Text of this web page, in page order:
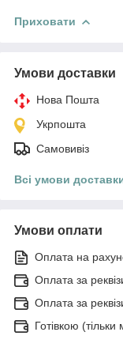
Приховати
Умови доставки
Нова Пошта
Укрпошта
Самовивіз
Всі умови
Умови оплати
Оплата на
Оплата за
Оплата за
Готівкою (тільки